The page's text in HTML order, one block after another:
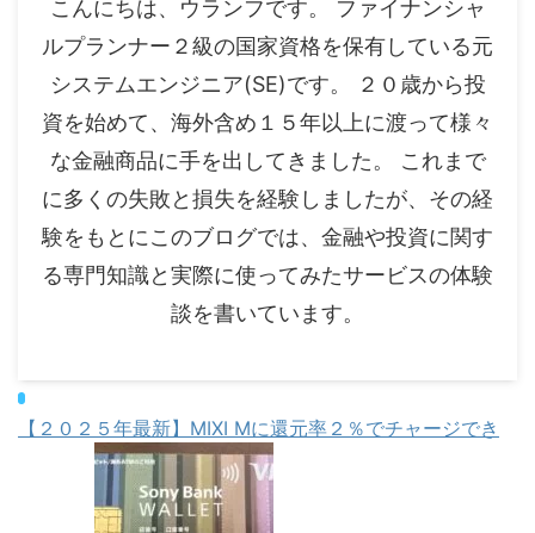
こんにちは、ウランフです。 ファイナンシャ
ルプランナー２級の国家資格を保有している元
システムエンジニア(SE)です。 ２０歳から投
資を始めて、海外含め１５年以上に渡って様々
な金融商品に手を出してきました。 これまで
に多くの失敗と損失を経験しましたが、その経
験をもとにこのブログでは、金融や投資に関す
る専門知識と実際に使ってみたサービスの体験
談を書いています。
【２０２５年最新】MIXI Mに還元率２％でチャージでき